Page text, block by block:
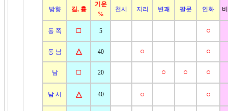
방향 길, 흉
기운
%
천시 지리 변괘 팔문 인화
동 쪽 □ 5 ○
동 남 △ 40 ○ ○
남 □ 20 ○ ○ ○
남 서 △ 40 ○ ○